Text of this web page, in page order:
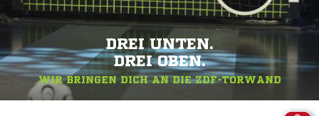
DREI UNTEN.
DREI OBEN.
WIR BRINGEN DICH AN DIE ZDF-TORWAND